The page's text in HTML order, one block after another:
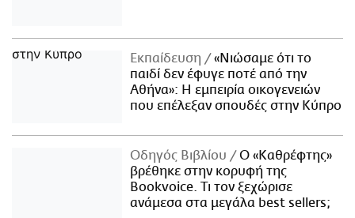
Εκπαίδευση
«Νιώσαμε ότι το
παιδί δεν έφυγε ποτέ από την
Αθήνα»: Η εμπειρία οικογενειών
που επέλεξαν σπουδές στην Κύπρο
Οδηγός Βιβλίου
Ο «Καθρέφτης»
βρέθηκε στην κορυφή της
Bookvoice. Τι τον ξεχώρισε
ανάμεσα στα μεγάλα best sellers;